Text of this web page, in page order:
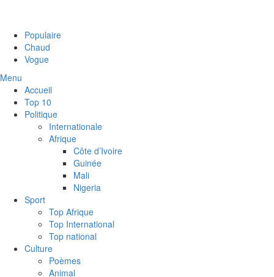
Populaire
Chaud
Vogue
Menu
Accueil
Top 10
Politique
Internationale
Afrique
Côte d’Ivoire
Guinée
Mali
Nigeria
Sport
Top Afrique
Top International
Top national
Culture
Poèmes
Animal